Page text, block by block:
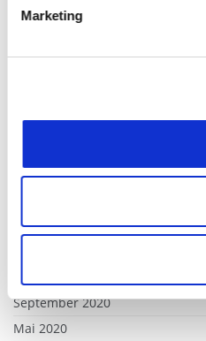
Marketing
Juli 2022
Dezember 2021
Juli 2021
März 2021
September 2020
Mai 2020